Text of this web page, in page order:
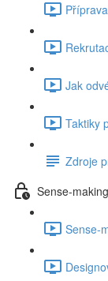
Jak
Taktiky
Zdroje
Sense-making
Sense-